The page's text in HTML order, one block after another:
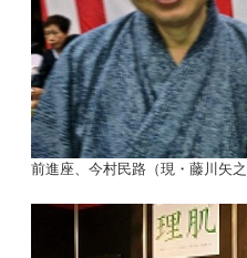
前進座、今村民路（現・藤川矢